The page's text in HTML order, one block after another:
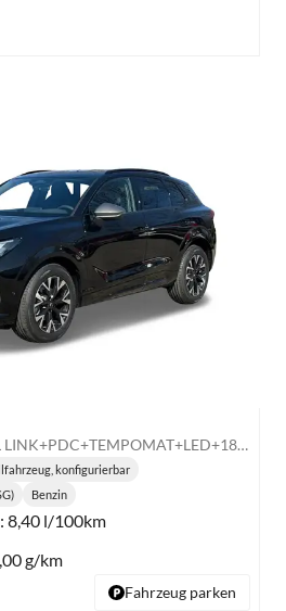
KAMERA+KLIMA+FULL LINK+PDC+TEMPOMAT+LED+18" ALU
konfigurierbar
Kraftstoff:
Benzin
8,40 l/100km
g/km
Fahrzeug parken